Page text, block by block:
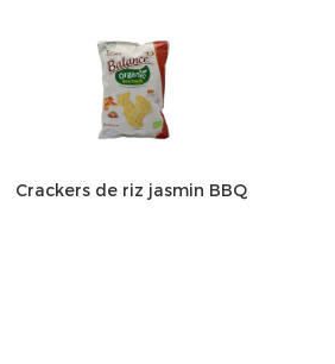
Crackers de riz jasmin BBQ